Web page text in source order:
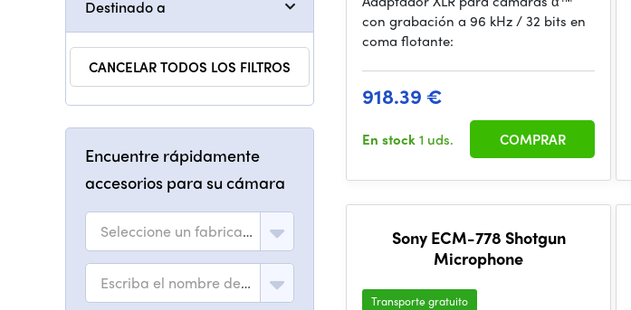
Destinado a
CANCELAR TODOS LOS FILTROS
Encuentre rápidamente
accesorios para su cámara
Seleccione un fabricante
Escriba el nombre del modelo
con grabación a 96 kHz / 32 bits en
coma flotante:
918.39 €
En stock1 uds. COMPRAR
Sony ECM-778 Shotgun
Microphone
Transporte gratuito